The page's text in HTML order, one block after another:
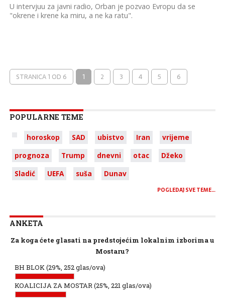
U intervjuu za javni radio, Orban je pozvao Evropu da se
"okrene i krene ka miru, a ne ka ratu".
STRANICA 1 OD 6 1 2 3 4 5 6
POPULARNE TEME
horoskop SAD ubistvo Iran
vrijeme
prognoza
Trump dnevni otac
Džeko
Sladić
UEFA suša Dunav
POGLEDAJ SVE TEME…
ANKETA
Za koga ćete glasati na predstojećim lokalnim izborima u
Mostaru?
BH BLOK(29%, 252 glas/ova)
KOALICIJA ZA MOSTAR(25%, 221 glas/ova)